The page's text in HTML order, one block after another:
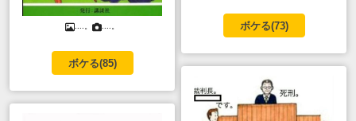
....。 ....。
ボケる(85)
ボケる(73)